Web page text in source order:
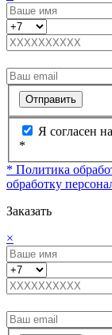
Отправить
Я согласен
*
* Политика
обработку
Заказать
×